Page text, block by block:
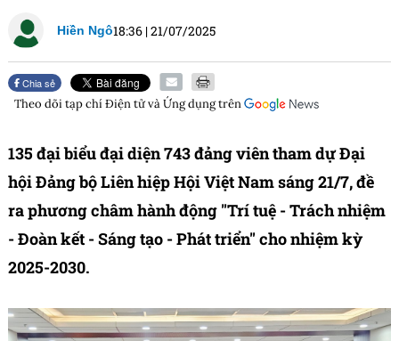
Hiền Ngô18:36 |21/07/2025
Chia sẻ
Theo dõi tạp chíĐiện tử và Ứng dụngtrên
135 đại biểu đại diện 743 đảng viên tham dự Đại
hội Đảng bộ Liên hiệp Hội Việt Nam sáng 21/7, đề
ra phương châm hành động "Trí tuệ - Trách nhiệm
- Đoàn kết - Sáng tạo - Phát triển" cho nhiệm kỳ
2025-2030.